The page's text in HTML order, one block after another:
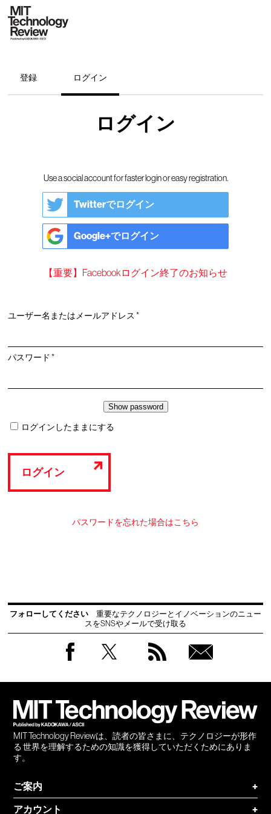
登録 ログイン
ログイン
Use a social account for faster login or easy registration.
Twitterでログイン
Google+でログイン
【重要】Facebookログイン終了のお知らせ
ユーザー名またはメールアドレス*必
パスワード*必
ログインしたままにする
ログイン
パスワードを忘れた場合はこちら
フォローしてください
重要なテクノロジーとイノベーションのニュー
スをSNSやメールで受け取る
MIT Technology Reviewは、読者の皆さまに、テクノロジーが形作
る 世界を理解するための知識を獲得していただくためにありま
す。
ご案内
+
アカウント
+